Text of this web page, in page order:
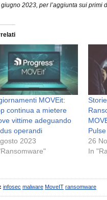
giugno 2023, per l’aggiunta sui
MOVEit:
continua a mietere
vittime adeguando
operandi
2023
26
In
infosec malware MoveIT ransomware